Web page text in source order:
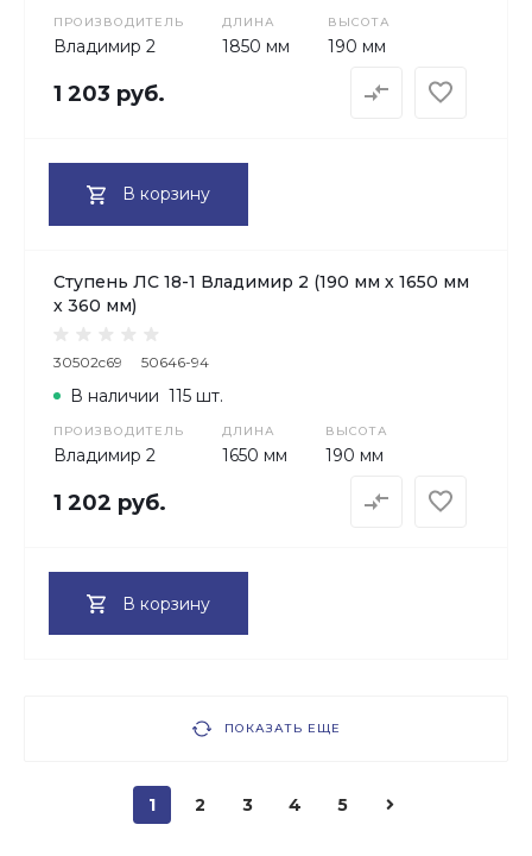
ПРОИЗВОДИТЕЛЬ
Владимир 2
ДЛИНА
1850 мм
ВЫСОТА
190 мм
1 203 руб.
В корзину
Ступень ЛС 18-1 Владимир 2 (190 мм х 1650 мм
х 360 мм)
30502c69 50646-94
ПРОИЗВОДИТЕЛЬ
Владимир 2
ДЛИНА
1650 мм
ВЫСОТА
190 мм
В наличии 115 шт.
1 202 руб.
В корзину
ПОКАЗАТЬ ЕЩЕ
1 2 3 4 5